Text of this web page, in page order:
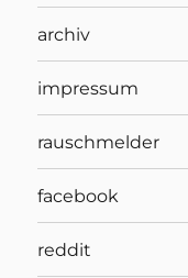
archiv
impressum
rauschmelder
facebook
reddit